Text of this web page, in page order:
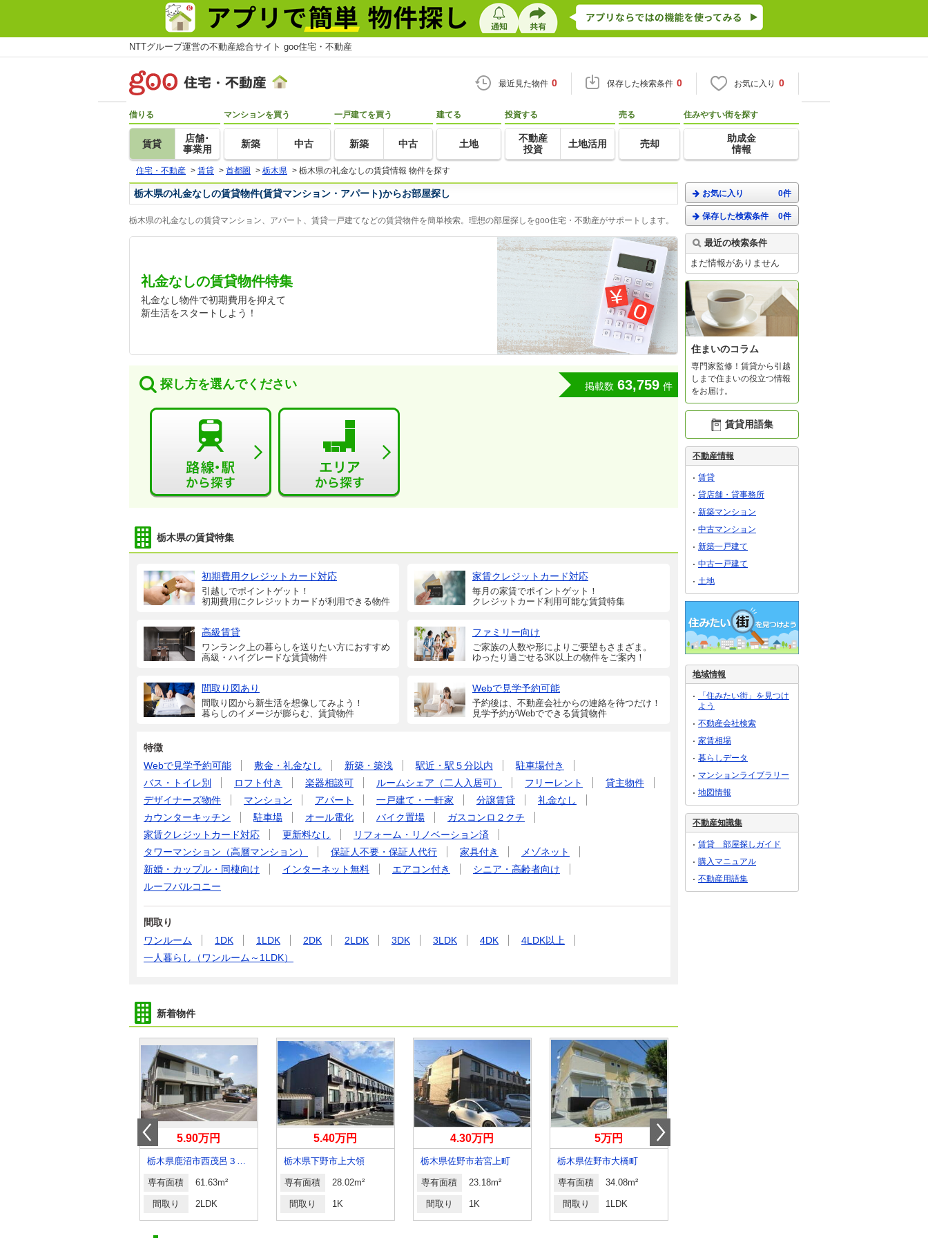
NTTグループ運営の不動産総合サイト goo住宅・不動産
最近見た物件 0 保存した検索条件 0 お気に入り 0
借りる
賃貸
店舗･
事業用
マンションを買う
新築 中古
一戸建てを買う
新築 中古
建てる
土地
投資する
不動産
投資
土地活用
売る
売却
住みやすい街を探す
助成金
情報
住宅・不動産 > 賃貸 > 首都圏 > 栃木県 > 栃木県の礼金なしの賃貸情報 物件を探す
栃木県の礼金なしの賃貸物件(賃貸マンション・アパート)からお部屋探し
栃木県の礼金なしの賃貸マンション、アパート、賃貸一戸建てなどの賃貸物件を簡単検索。理想の部屋探しをgoo住宅・不動産がサポートします。
礼金なしの賃貸物件特集
礼金なし物件で初期費用を抑えて
新生活をスタートしよう！
探し方を選んでください 掲載数 63,759 件
栃木県の賃貸特集
初期費用クレジットカード対応
引越しでポイントゲット！
初期費用にクレジットカードが利用できる物件
家賃クレジットカード対応
毎月の家賃でポイントゲット！
クレジットカード利用可能な賃貸特集
高級賃貸
ワンランク上の暮らしを送りたい方におすすめ
高級・ハイグレードな賃貸物件
ファミリー向け
ご家族の人数や形によりご要望もさまざま。
ゆったり過ごせる3K以上の物件をご案内！
間取り図あり
間取り図から新生活を想像してみよう！
暮らしのイメージが膨らむ、賃貸物件
Webで見学予約可能
予約後は、不動産会社からの連絡を待つだけ！
見学予約がWebでできる賃貸物件
特徴
Webで見学予約可能
敷金・礼金なし 新築・築浅 駅近・駅５分以内
駐車場付き
バス・トイレ別
ロフト付き 楽器相談可 ルームシェア（二人入居可） フリーレント
貸主物件
デザイナーズ物件
マンション アパート 一戸建て・一軒家 分譲賃貸
礼金なし
カウンターキッチン
駐車場 オール電化 バイク置場
ガスコンロ２クチ
家賃クレジットカード対応
更新料なし
リフォーム・リノベーション済
タワーマンション（高層マンション）
保証人不要・保証人代行 家具付き
メゾネット
新婚・カップル・同棲向け
インターネット無料 エアコン付き
シニア・高齢者向け
ルーフバルコニー
間取り
ワンルーム
1DK 1LDK 2DK 2LDK 3DK 3LDK 4DK
4LDK以上
一人暮らし（ワンルーム～1LDK）
新着物件
5.90万円
栃木県鹿沼市西茂呂３丁目
専有面積 61.63m²
間取り 2LDK
5.40万円
栃木県下野市上大領
専有面積 28.02m²
間取り 1K
4.30万円
栃木県佐野市若宮上町
専有面積 23.18m²
間取り 1K
5万円
栃木県佐野市大橋町
専有面積 34.08m²
間取り 1LDK
お気に入り 0件
保存した検索条件 0件
最近の検索条件
まだ情報がありません
住まいのコラム
専門家監修！賃貸から引越
しまで住まいの役立つ情報
をお届け。
賃貸用語集
不動産情報
賃貸
貸店舗・貸事務所
新築マンション
中古マンション
新築一戸建て
中古一戸建て
土地
地域情報
「住みたい街」を見つけ
よう
不動産会社検索
家賃相場
暮らしデータ
マンションライブラリー
地図情報
不動産知識集
賃貸 部屋探しガイド
購入マニュアル
不動産用語集